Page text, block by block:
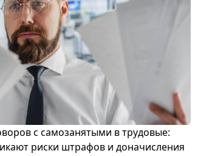
с самозанятыми в трудовые:
риски штрафов и доначисления